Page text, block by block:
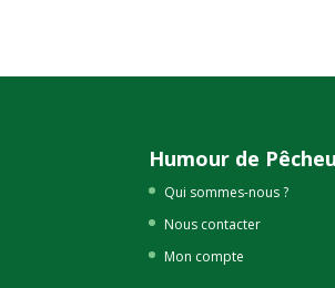
Humour de
Qui sommes-nous ?
Nous contacter
Mon compte